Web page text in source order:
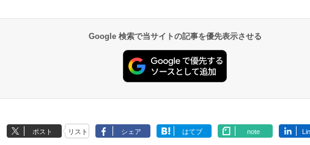
Google 検索で当サイトの記事を優先表示させる
ポスト リスト シェア はてブ note